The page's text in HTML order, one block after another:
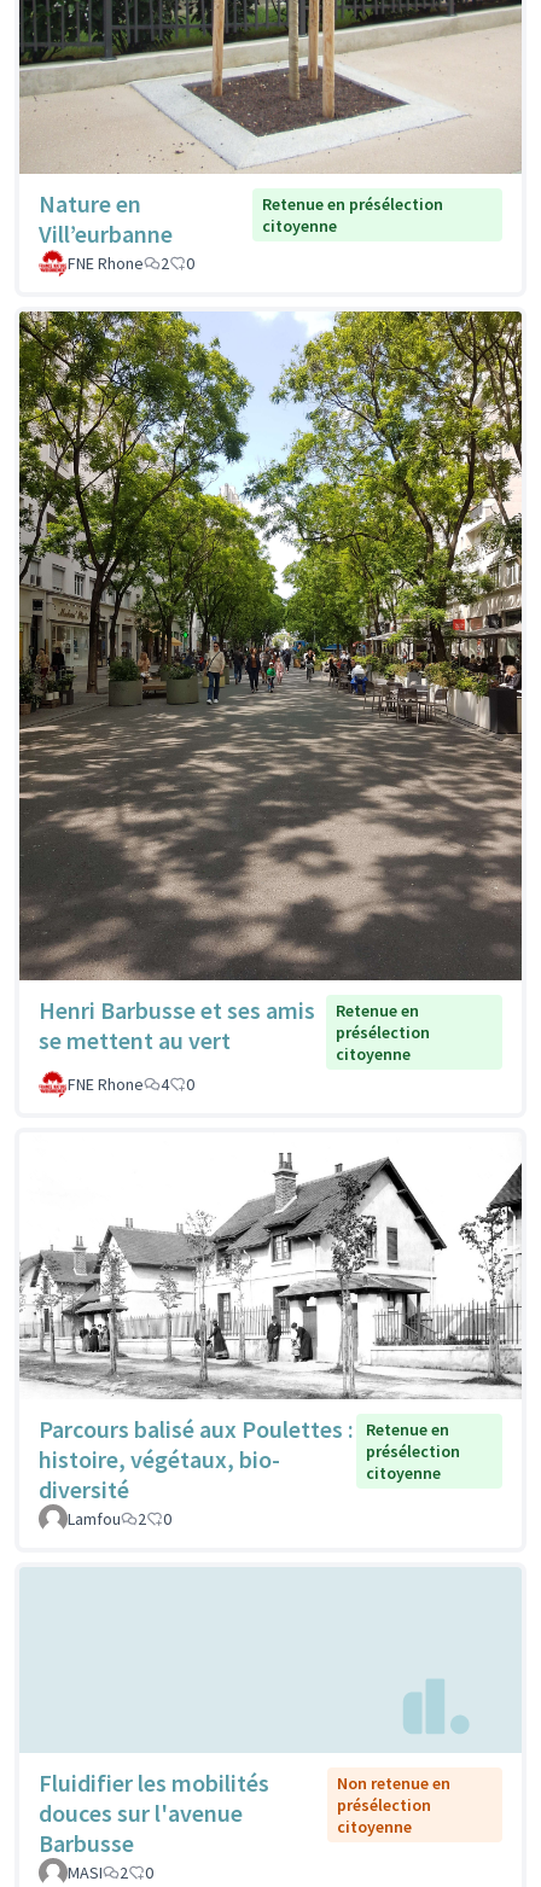
Nature en
Vill’eurbanne
Retenue en présélection
citoyenne
FNE Rhone
2 0
Henri Barbusse et ses amis
se mettent au vert
Retenue en
présélection
citoyenne
FNE Rhone
4 0
Parcours balisé aux Poulettes :
histoire, végétaux, bio-
diversité
Retenue en
présélection
citoyenne
Lamfou 2 0
Fluidifier les mobilités
douces sur l'avenue
Barbusse
Non retenue en
présélection
citoyenne
MASI 2 0